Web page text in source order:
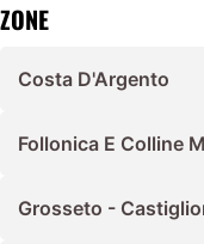
ZONE
Costa D'Argento
Follonica E Colline
Grosseto -